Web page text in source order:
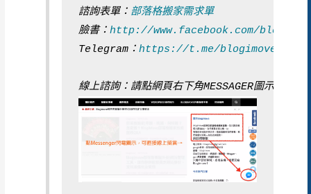
諮詢表單： 部落格搬家需求單
臉書：http://www.facebook.com/
Telegram：https://t.me/
線上諮詢：請點網頁右下角MESSAGER圖示